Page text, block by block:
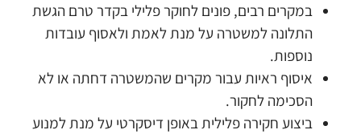
במקרים רבים, פונים לחוקר פלילי בקדר טרם הגשת
התלונה למשטרה על מנת לאמת ולאסוף עובדות
נוספות.
איסוף ראיות עבור מקרים שהמשטרה דחתה או לא
הסכימה לחקור.
ביצוע חקירה פלילית באופן דיסקרטי על מנת למנוע